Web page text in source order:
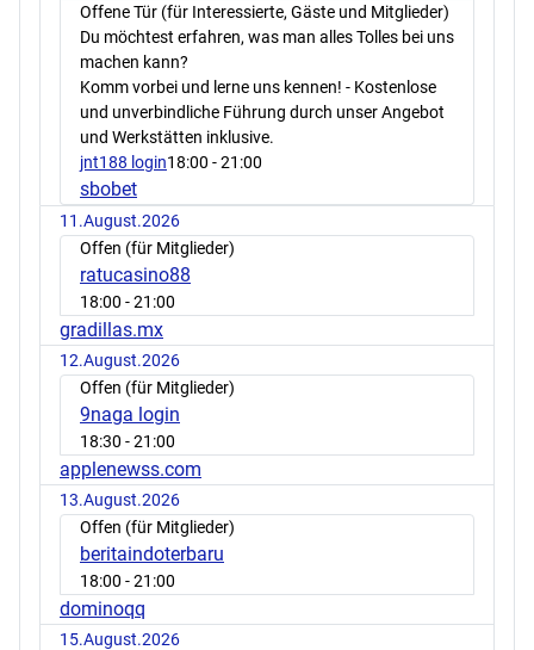
Offene Tür (für Interessierte, Gäste und Mitglieder)
Du möchtest erfahren, was man alles Tolles bei uns
machen kann?
Komm vorbei und lerne uns kennen! - Kostenlose
und unverbindliche Führung durch unser Angebot
und Werkstätten inklusive.
jnt188 login18:00 - 21:00
sbobet
11.August.2026
Offen (für Mitglieder)
ratucasino88
18:00 - 21:00
gradillas.mx
12.August.2026
Offen (für Mitglieder)
9naga login
18:30 - 21:00
applenewss.com
13.August.2026
Offen (für Mitglieder)
beritaindoterbaru
18:00 - 21:00
dominoqq
15.August.2026